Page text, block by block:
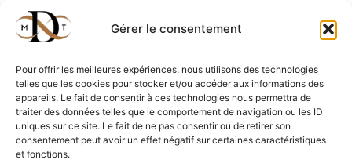
Gérer le consentement
Pour offrir les meilleures expériences, nous utilisons des technologies
telles que les cookies pour stocker et/ou accéder aux informations des
appareils. Le fait de consentir à ces technologies nous permettra de
traiter des données telles que le comportement de navigation ou les ID
uniques sur ce site. Le fait de ne pas consentir ou de retirer son
consentement peut avoir un effet négatif sur certaines caractéristiques
et fonctions.
+33 5 57 51 19 91
+33 7 78 51 56 79
OENOTOURISME
visite@mtdecoster.com
TEL : +33 5 57 51 19 91
CGV
Politique de confidentialité